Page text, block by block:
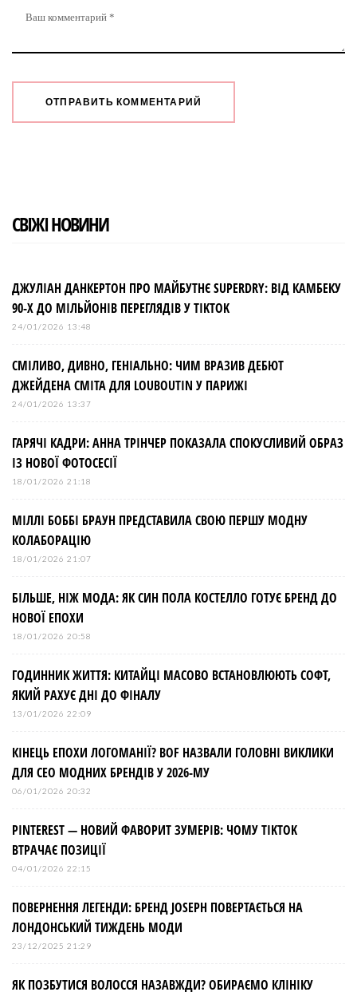
СВІЖІ НОВИНИ
ДЖУЛІАН ДАНКЕРТОН ПРО МАЙБУТНЄ SUPERDRY: ВІД КАМБЕКУ
90-Х ДО МІЛЬЙОНІВ ПЕРЕГЛЯДІВ У TIKTOK
24/01/2026 13:48
СМІЛИВО, ДИВНО, ГЕНІАЛЬНО: ЧИМ ВРАЗИВ ДЕБЮТ
ДЖЕЙДЕНА СМІТА ДЛЯ LOUBOUTIN У ПАРИЖІ
24/01/2026 13:37
ГАРЯЧІ КАДРИ: АННА ТРІНЧЕР ПОКАЗАЛА СПОКУСЛИВИЙ ОБРАЗ
ІЗ НОВОЇ ФОТОСЕСІЇ
18/01/2026 21:18
МІЛЛІ БОББІ БРАУН ПРЕДСТАВИЛА СВОЮ ПЕРШУ МОДНУ
КОЛАБОРАЦІЮ
18/01/2026 21:07
БІЛЬШЕ, НІЖ МОДА: ЯК СИН ПОЛА КОСТЕЛЛО ГОТУЄ БРЕНД ДО
НОВОЇ ЕПОХИ
18/01/2026 20:58
ГОДИННИК ЖИТТЯ: КИТАЙЦІ МАСОВО ВСТАНОВЛЮЮТЬ СОФТ,
ЯКИЙ РАХУЄ ДНІ ДО ФІНАЛУ
13/01/2026 22:09
КІНЕЦЬ ЕПОХИ ЛОГОМАНІЇ? BOF НАЗВАЛИ ГОЛОВНІ ВИКЛИКИ
ДЛЯ СЕО МОДНИХ БРЕНДІВ У 2026-МУ
06/01/2026 20:32
PINTEREST — НОВИЙ ФАВОРИТ ЗУМЕРІВ: ЧОМУ TIKTOK
ВТРАЧАЄ ПОЗИЦІЇ
04/01/2026 22:15
ПОВЕРНЕННЯ ЛЕГЕНДИ: БРЕНД JOSEPH ПОВЕРТАЄТЬСЯ НА
ЛОНДОНСЬКИЙ ТИЖДЕНЬ МОДИ
23/12/2025 21:29
ЯК ПОЗБУТИСЯ ВОЛОССЯ НАЗАВЖДИ? ОБИРАЄМО КЛІНІКУ